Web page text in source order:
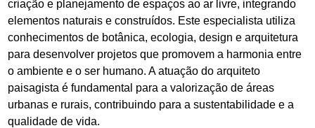
criação e planejamento de espaços ao ar livre, integrando
elementos naturais e construídos. Este especialista utiliza
conhecimentos de botânica, ecologia, design e arquitetura
para desenvolver projetos que promovem a harmonia entre
o ambiente e o ser humano. A atuação do arquiteto
paisagista é fundamental para a valorização de áreas
urbanas e rurais, contribuindo para a sustentabilidade e a
qualidade de vida.